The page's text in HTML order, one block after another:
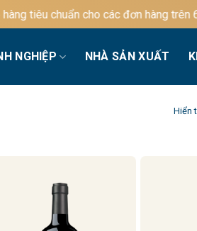
chuẩn cho các đơn hàng trên
NGHIỆP NHÀ SẢN XUẤT
Hiển